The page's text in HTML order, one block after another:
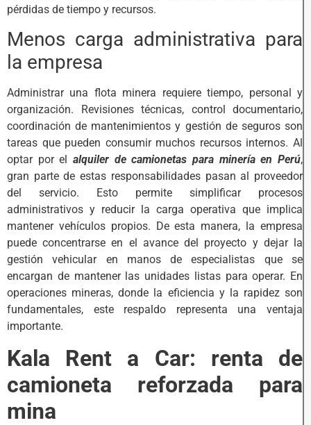
pérdidas de tiempo y recursos.
Menos carga administrativa para
la empresa
Administrar una flota minera requiere tiempo, personal y
organización. Revisiones técnicas, control documentario,
coordinación de mantenimientos y gestión de seguros son
tareas que pueden consumir muchos recursos internos. Al
optar por el alquiler de camionetas para minería en Perú,
gran parte de estas responsabilidades pasan al proveedor
del servicio. Esto permite simplificar procesos
administrativos y reducir la carga operativa que implica
mantener vehículos propios. De esta manera, la empresa
puede concentrarse en el avance del proyecto y dejar la
gestión vehicular en manos de especialistas que se
encargan de mantener las unidades listas para operar. En
operaciones mineras, donde la eficiencia y la rapidez son
fundamentales, este respaldo representa una ventaja
importante.
Kala Rent a Car: renta de
camioneta reforzada para
mina